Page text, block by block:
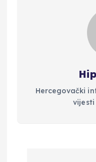
Hercegovački
vijesti